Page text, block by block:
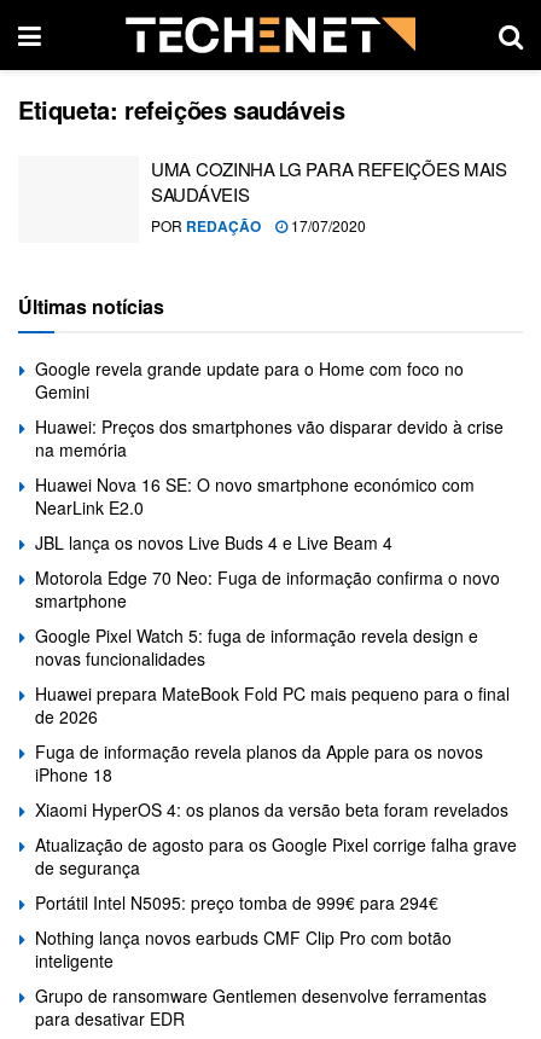
Etiqueta: refeições saudáveis
UMA COZINHA LG PARA REFEIÇÕES MAIS
SAUDÁVEIS
POR REDAÇÃO 17/07/2020
Últimas notícias
Google revela grande update para o Home com foco no
Gemini
Huawei: Preços dos smartphones vão disparar devido à crise
na memória
Huawei Nova 16 SE: O novo smartphone económico com
NearLink E2.0
JBL lança os novos Live Buds 4 e Live Beam 4
Motorola Edge 70 Neo: Fuga de informação confirma o novo
smartphone
Google Pixel Watch 5: fuga de informação revela design e
novas funcionalidades
Huawei prepara MateBook Fold PC mais pequeno para o final
de 2026
Fuga de informação revela planos da Apple para os novos
iPhone 18
Xiaomi HyperOS 4: os planos da versão beta foram revelados
Atualização de agosto para os Google Pixel corrige falha grave
de segurança
Portátil Intel N5095: preço tomba de 999€ para 294€
Nothing lança novos earbuds CMF Clip Pro com botão
inteligente
Grupo de ransomware Gentlemen desenvolve ferramentas
para desativar EDR